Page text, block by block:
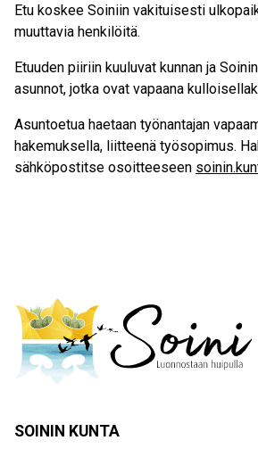
Etu koskee Soiniin vakituisesti
muuttavia henkilöitä.
Etuuden piiriin kuuluvat kunnan ja
asunnot, jotka ovat vapaana
Asuntoetua haetaan työnantajan
hakemuksella, liitteenä työsopimus.
sähköpostitse osoitteeseen
SOININ KUNTA